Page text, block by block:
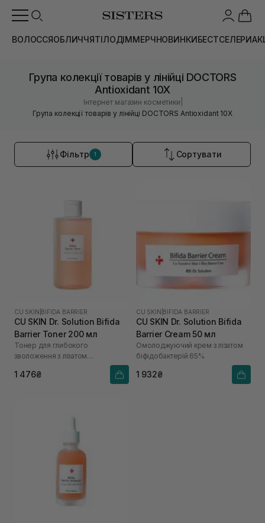
ВОЛОССЯОБЛИЧЧЯТІЛОДІММЕРЧНОВИНКИБЕСТСЕЛЕРИ
Група колекції товарів у лінійці DOCTORS
Antioxidant 10X
Інтернет магазин косметики
Група колекції товарів у лінійці DOCTORS Antioxidant 10X
Фільтр 1 Сортувати
CU SKIN BIFIDA BARRIER
CU SKIN Dr. Solution Bifida
Barrier Toner 200 мл
Тонер для глибокого
зволоження з лізатом
1 476₴
CU SKIN BIFIDA BARRIER
CU SKIN Dr. Solution Bifida
Barrier Cream 50 мл
Омолоджуючий крем з лізатом
біфідобактерій 65%
1 932₴